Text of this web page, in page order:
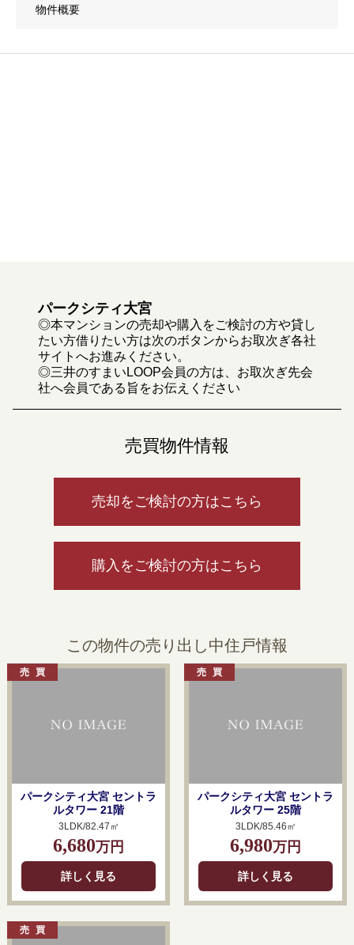
物件概要
パークシティ大宮
◎本マンションの売却や購入をご検討の方や貸し
たい方借りたい方は次のボタンからお取次ぎ各社
サイトへお進みください。
◎三井のすまいLOOP会員の方は、お取次ぎ先会
社へ会員である旨をお伝えください
売買物件情報
売却をご検討の方はこちら
購入をご検討の方はこちら
この物件の売り出し中住戸情報
パークシティ大宮 セントラ
ルタワー 21階
3LDK/82.47㎡
6,680万円
詳しく見る
パークシティ大宮 セントラ
ルタワー 25階
3LDK/85.46㎡
6,980万円
詳しく見る